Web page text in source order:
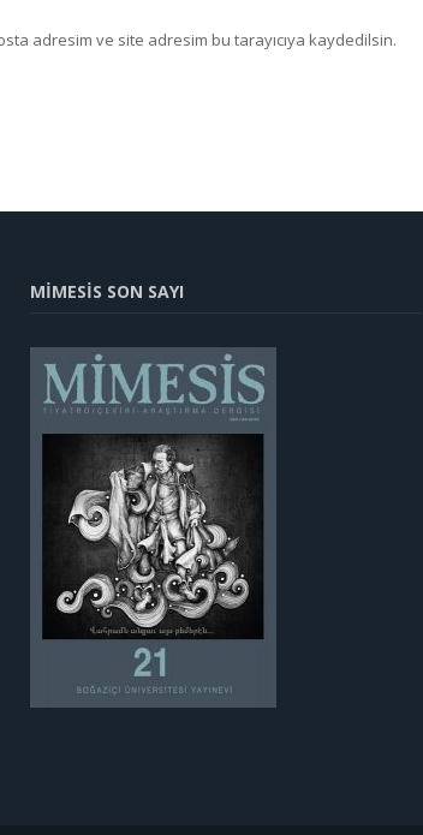
adresim ve site adresim bu tarayıcıya kaydedilsin.
MİMESİS SON SAYI